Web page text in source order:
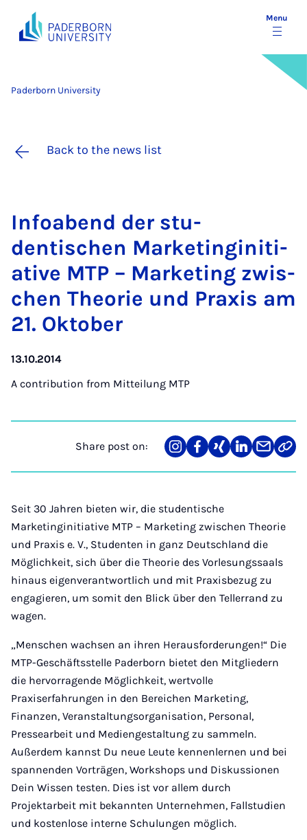
Menu
Paderborn University
Back to the news list
In­foabend der stu­
dentischen Mar­ketingini­ti­
at­ive MTP – Mar­ket­ing zwis­
chen The­or­ie und Prax­is am
21. Ok­to­ber
13.10.2014
A contribution from Mitteilung MTP
Share post on:
Share
on
Teilen
auf
Teilen
auf
Teilen
auf
Teilen
über
Link
Seit 30 Jahren bieten wir, die studentische
Marketinginitiative MTP – Marketing zwischen Theorie
und Praxis e. V., Studenten in ganz Deutschland die
Möglichkeit, sich über die Theorie des Vorlesungssaals
hinaus eigenverantwortlich und mit Praxisbezug zu
engagieren, um somit den Blick über den Tellerrand zu
wagen.
„Menschen wachsen an ihren Herausforderungen!“ Die
MTP-Geschäftsstelle Paderborn bietet den Mitgliedern
die hervorragende Möglichkeit, wertvolle
Praxiserfahrungen in den Bereichen Marketing,
Finanzen, Veranstaltungsorganisation, Personal,
Pressearbeit und Mediengestaltung zu sammeln.
Außerdem kannst Du neue Leute kennenlernen und bei
spannenden Vorträgen, Workshops und Diskussionen
Dein Wissen testen. Dies ist vor allem durch
Projektarbeit mit bekannten Unternehmen, Fallstudien
und kostenlose interne Schulungen möglich.